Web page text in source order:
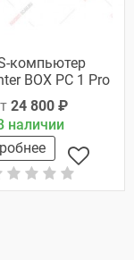
компьютер
BOX PC 1 Pro
24 800 ₽
наличии